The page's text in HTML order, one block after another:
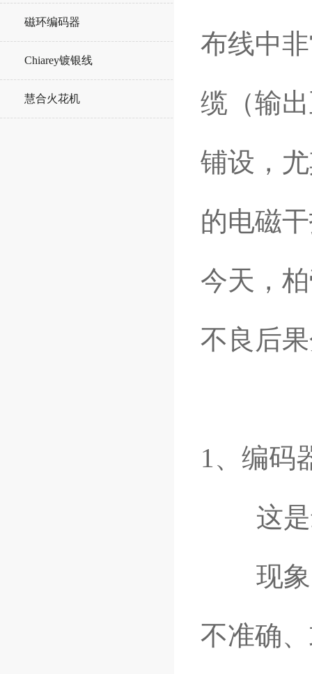
磁环编码器
Chiarey镀银线
慧合火花机
布线中
缆（输
铺设，
的电磁
今天，
不良后
1、编码
这是
现象：
不准确